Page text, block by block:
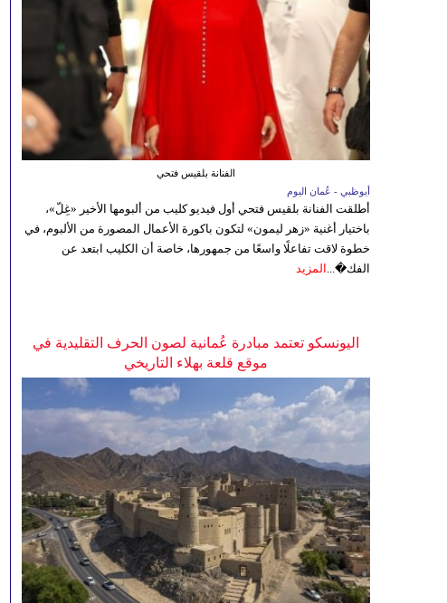
الفنانة بلقيس فتحي
أبوظبي - عُمان اليوم
أطلقت الفنانة بلقيس فتحي أول فيديو كليب من ألبومها الأخير «غِلّ»،
باختيار أغنية «زهر ليمون» لتكون باكورة الأعمال المصورة من الألبوم، في
خطوة لاقت تفاعلًا واسعًا من جمهورها، خاصة أن الكليب ابتعد عن
الفك�... المزيد
اليونسكو تعتمد مبادرة عُمانية لصون الحرف التقليدية في
موقع قلعة بهلاء التاريخي